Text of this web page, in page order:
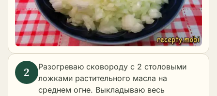
Разогреваю сковороду с 2 столовыми
ложками растительного масла на
среднем огне. Выкладываю весь